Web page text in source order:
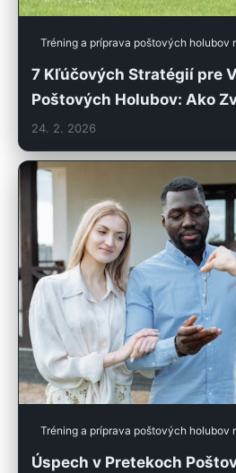
Tréning a príprava poštových holubov
7 Kľúčových Stratégií pre
Poštových Holubov: Ako
24. 2. 2026
Tréning a príprava poštových holubov
Úspech v Pretekoch